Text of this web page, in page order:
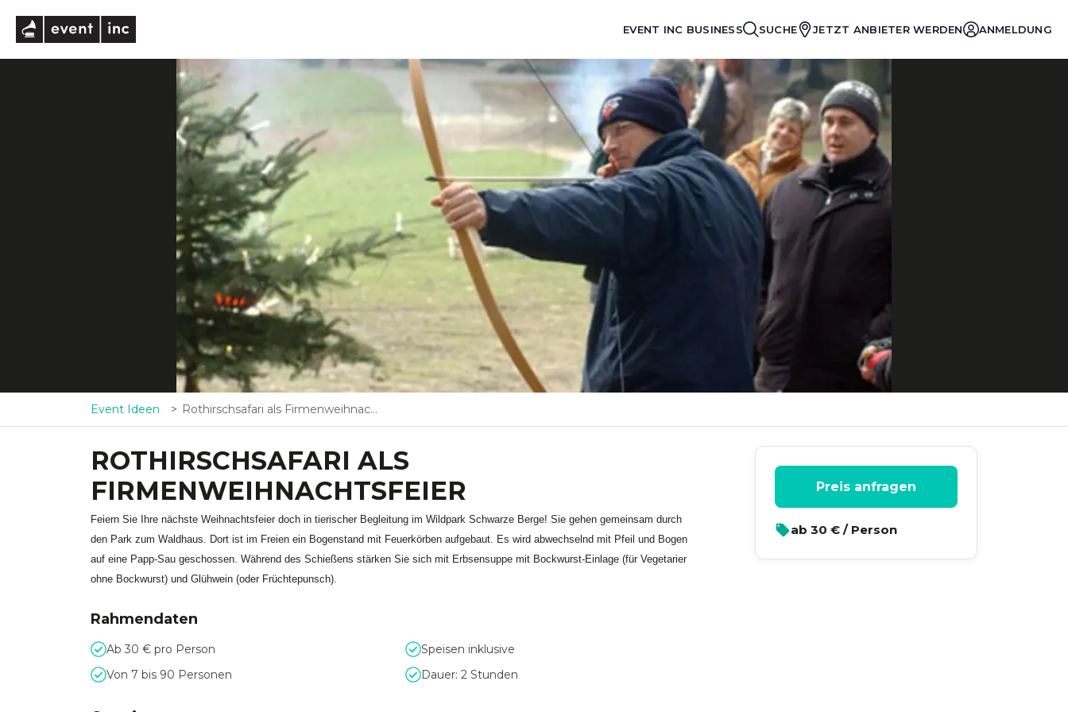
EVENT INC BUSINESS SUCHE JETZT ANBIETER WERDEN ANMELDUNG
Event Ideen Rothirschsafari als Firmenweihnachtsfeier
ROTHIRSCHSAFARI ALS
FIRMENWEIHNACHTSFEIER
Feiern Sie Ihre nächste Weihnachtsfeier doch in tierischer Begleitung im Wildpark Schwarze Berge! Sie gehen gemeinsam durch
den Park zum Waldhaus. Dort ist im Freien ein Bogenstand mit Feuerkörben aufgebaut. Es wird abwechselnd mit Pfeil und Bogen
auf eine Papp-Sau geschossen. Während des Schießens stärken Sie sich mit Erbsensuppe mit Bockwurst-Einlage (für Vegetarier
ohne Bockwurst) und Glühwein (oder Früchtepunsch).
Rahmendaten
Ab 30 € pro Person
Speisen inklusive
Von 7 bis 90 Personen
Dauer: 2 Stunden
Preis anfragen
ab 30 € / Person